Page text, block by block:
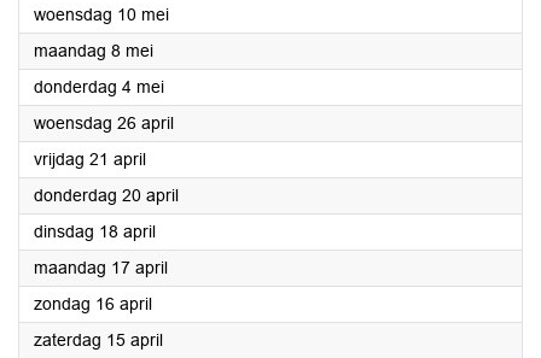
woensdag 10 mei2023
maandag 8 mei2023
donderdag 4 mei2023
woensdag 26 april2023
vrijdag 21 april2023
donderdag 20 april2023
dinsdag 18 april2023
maandag 17 april2023
zondag 16 april2023
zaterdag 15 april2023